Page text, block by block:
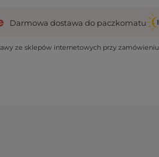
Darmowa dostawa do paczkomatu
ze sklepów internetowych przy